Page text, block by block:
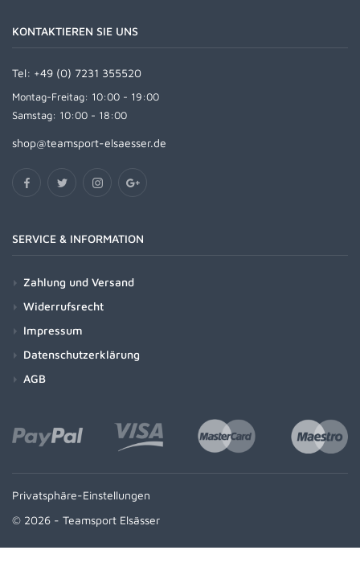
KONTAKTIEREN SIE UNS
Tel: +49 (0) 7231 355520
Montag-Freitag: 10:00 - 19:00
Samstag: 10:00 - 18:00
shop@teamsport-elsaesser.de
SERVICE & INFORMATION
Zahlung und Versand
Widerrufsrecht
Impressum
Datenschutzerklärung
AGB
Privatsphäre-Einstellungen
© 2026 - Teamsport Elsässer